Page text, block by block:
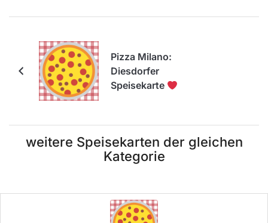
Pizza Milano:
Diesdorfer
Speisekarte
weitere Speisekarten der gleichen
Kategorie